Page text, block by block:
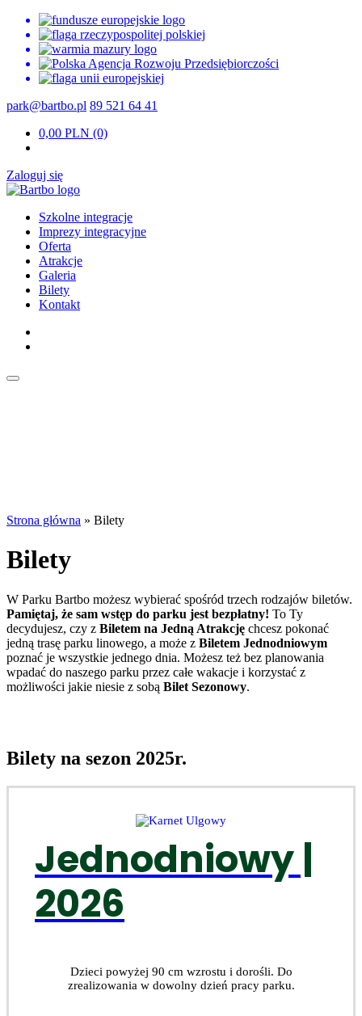
park@bartbo.pl 89 521 64 41
0,00 PLN (0)
Zaloguj się
Szkolne integracje
Imprezy integracyjne
Oferta
Atrakcje
Galeria
Bilety
Kontakt
Strona główna » Bilety
Bilety
W Parku Bartbo możesz wybierać spośród trzech rodzajów biletów.
Pamiętaj, że sam wstęp do parku jest bezpłatny! To Ty
decydujesz, czy z Biletem na Jedną Atrakcję chcesz pokonać
jedną trasę parku linowego, a może z Biletem Jednodniowym
poznać je wszystkie jednego dnia. Możesz też bez planowania
wpadać do naszego parku przez całe wakacje i korzystać z
możliwości jakie niesie z sobą Bilet Sezonowy.
Bilety na sezon 2025r.
Jednodniowy |
2026
Dzieci powyżej 90 cm wzrostu i dorośli. Do
zrealizowania w dowolny dzień pracy parku.